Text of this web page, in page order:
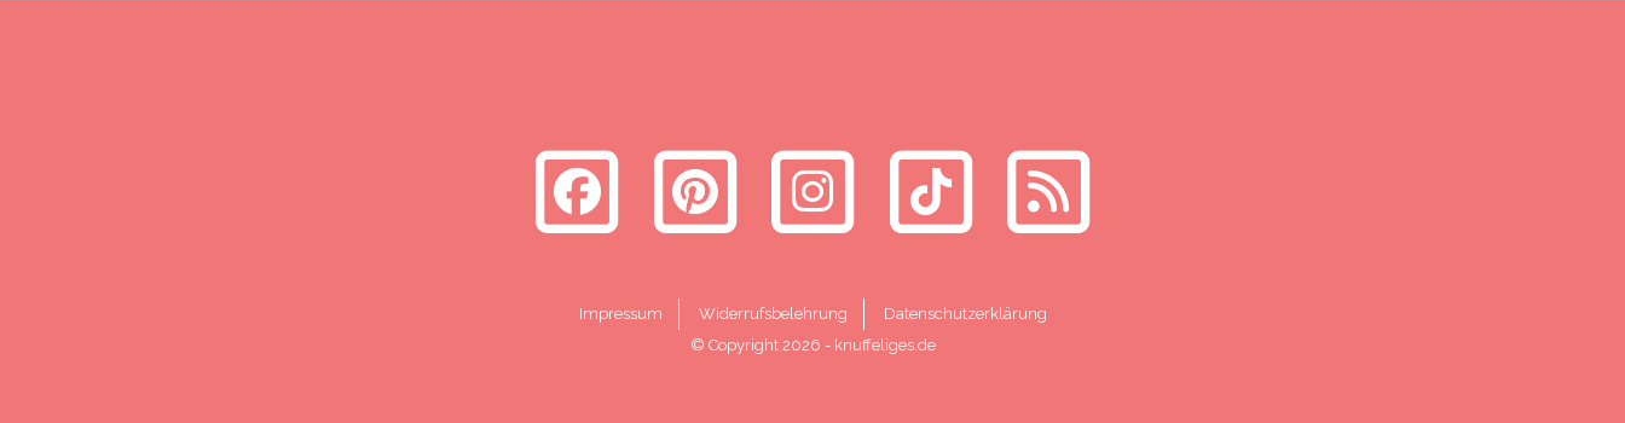
Impressum Widerrufsbelehrung
Datenschutzerklärung
© Copyright 2026 - knuffeliges.de